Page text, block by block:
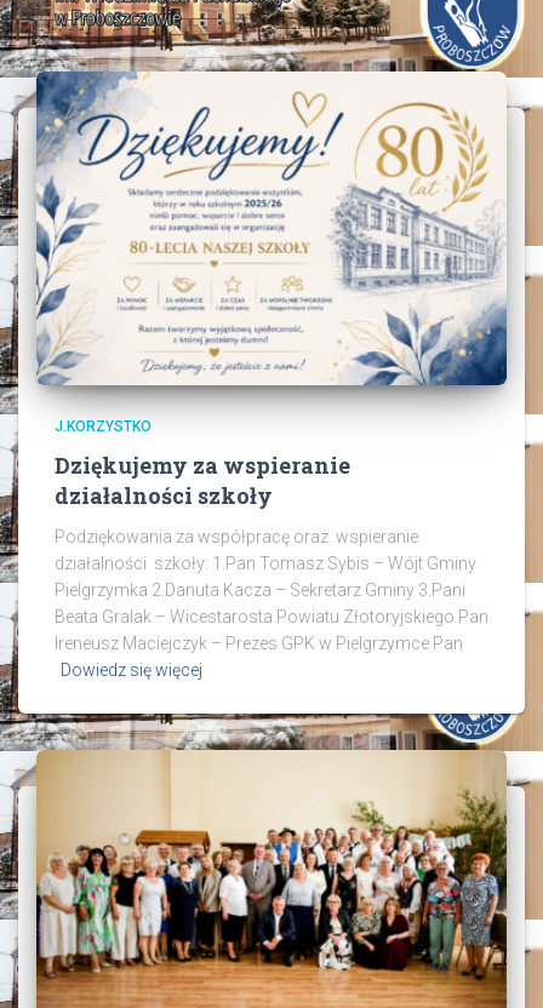
J.KORZYSTKO
Dziękujemy za wspieranie
działalności szkoły
Podziękowania za współpracę oraz wspieranie
działalności szkoły: 1.Pan Tomasz Sybis – Wójt Gminy
Pielgrzymka 2.Danuta Kacza – Sekretarz Gminy 3.Pani
Beata Gralak – Wicestarosta Powiatu Złotoryjskiego Pan
Ireneusz Maciejczyk – Prezes GPK w Pielgrzymce Pan
Dowiedz się więcej